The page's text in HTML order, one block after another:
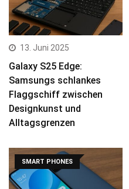
13. Juni 2025
Galaxy S25 Edge:
Samsungs schlankes
Flaggschiff zwischen
Designkunst und
Alltagsgrenzen
SMART PHONES